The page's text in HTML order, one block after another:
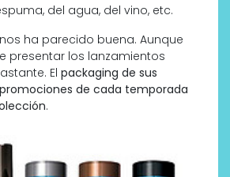
del agua, del vino, etc.
ha parecido buena. Aunque
presentar los lanzamientos
El packaging de sus
de cada temporada
.